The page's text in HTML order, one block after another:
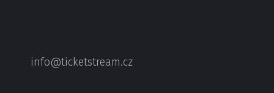
info@ticketstream.cz